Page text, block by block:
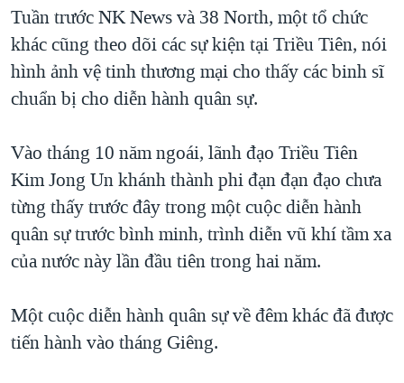
Tuần trước NK News và 38 North, một tổ chức
khác cũng theo dõi các sự kiện tại Triều Tiên, nói
hình ảnh vệ tinh thương mại cho thấy các binh sĩ
chuẩn bị cho diễn hành quân sự.
Vào tháng 10 năm ngoái, lãnh đạo Triều Tiên
Kim Jong Un khánh thành phi đạn đạn đạo chưa
từng thấy trước đây trong một cuộc diễn hành
quân sự trước bình minh, trình diễn vũ khí tầm xa
của nước này lần đầu tiên trong hai năm.
Một cuộc diễn hành quân sự về đêm khác đã được
tiến hành vào tháng Giêng.